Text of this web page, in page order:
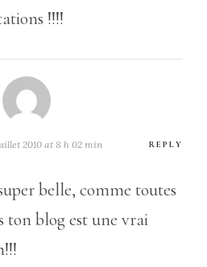
!!!!
2010 at 8 h 02 min REPLY
belle, comme toutes
ton blog est une vrai